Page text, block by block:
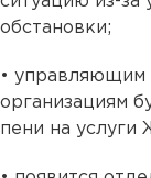
обстановки;
•
организациям
пени на услуги